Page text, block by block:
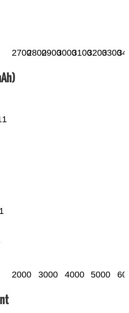
2700280029003000310032003300
2000 3000 4000 5000